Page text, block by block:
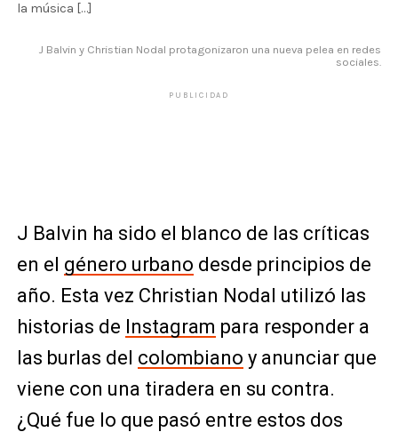
la música […]
J Balvin y Christian Nodal protagonizaron una nueva pelea en redes
sociales.
PUBLICIDAD
J Balvin ha sido el blanco de las críticas
en el género urbano desde principios de
año. Esta vez Christian Nodal utilizó las
historias de Instagram para responder a
las burlas del colombiano y anunciar que
viene con una tiradera en su contra.
¿Qué fue lo que pasó entre estos dos